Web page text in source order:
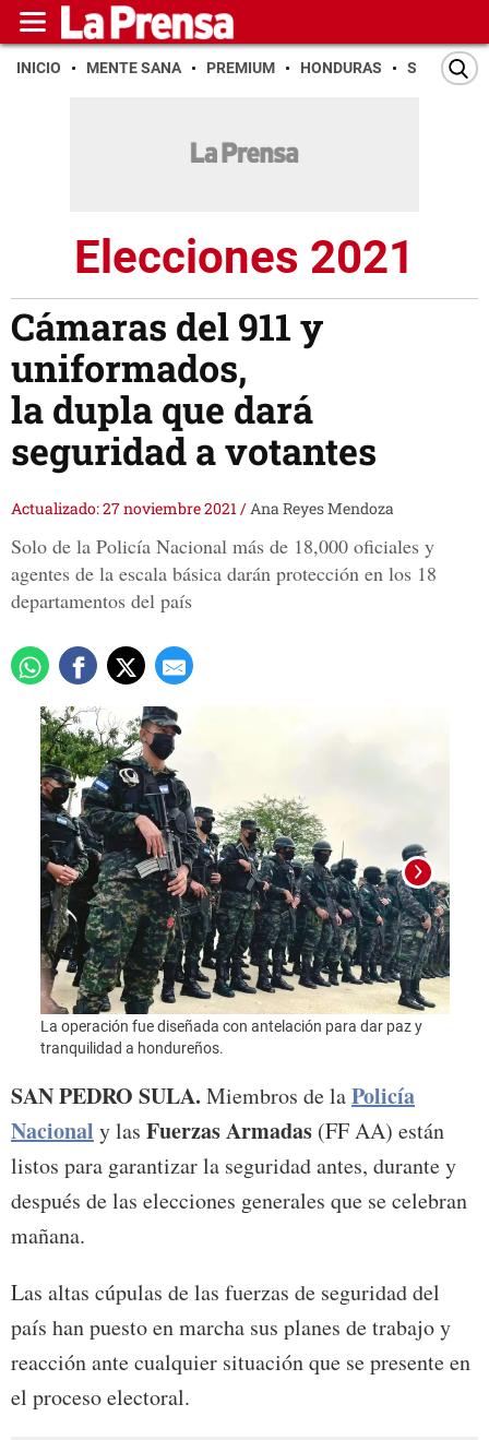
INICIO MENTE SANA PREMIUM HONDURAS SAN PEDRO
Elecciones 2021
Cámaras del 911 y
uniformados,
la dupla que dará
seguridad a votantes
Actualizado: 27 noviembre 2021/Ana Reyes Mendoza
Solo de la Policía Nacional más de 18,000 oficiales y
agentes de la escala básica darán protección en los 18
departamentos del país
La operación fue diseñada con antelación para dar paz y
tranquilidad a hondureños.
SAN PEDRO SULA. Miembros de laPolicía
Nacional y las Fuerzas Armadas (FF AA) están
listos para garantizar la seguridad antes, durante y
después de las elecciones generales que se celebran
mañana.
Las altas cúpulas de las fuerzas de seguridad del
país han puesto en marcha sus planes de trabajo y
reacción ante cualquier situación que se presente en
el proceso electoral.